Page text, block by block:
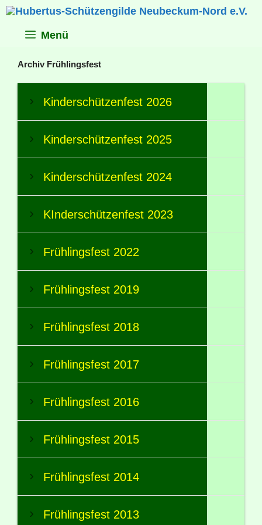
Zum
Inhalt
Menü
Archiv Frühlingsfest
Kinderschützenfest 2026
Kinderschützenfest 2025
Kinderschützenfest 2024
KInderschützenfest 2023
Frühlingsfest 2022
Frühlingsfest 2019
Frühlingsfest 2018
Frühlingsfest 2017
Frühlingsfest 2016
Frühlingsfest 2015
Frühlingsfest 2014
Frühlingsfest 2013